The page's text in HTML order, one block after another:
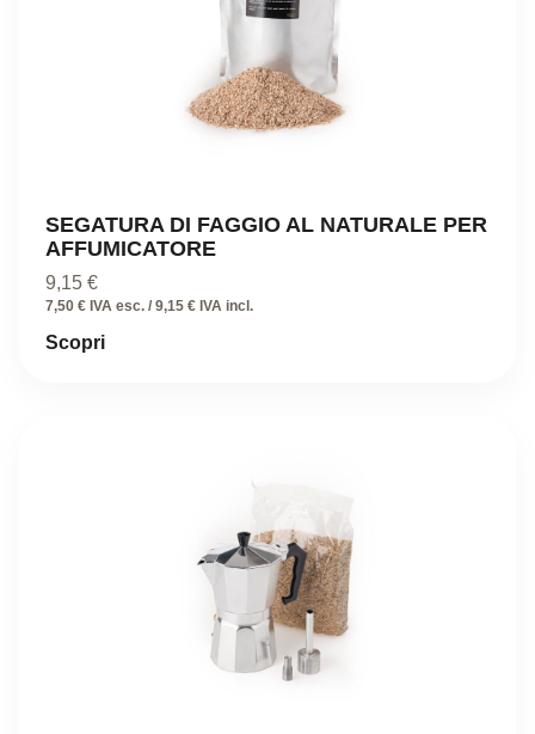
SEGATURA DI FAGGIO AL NATURALE PER
AFFUMICATORE
9,15 €
7,50 € IVA esc. / 9,15 € IVA incl.
Scopri